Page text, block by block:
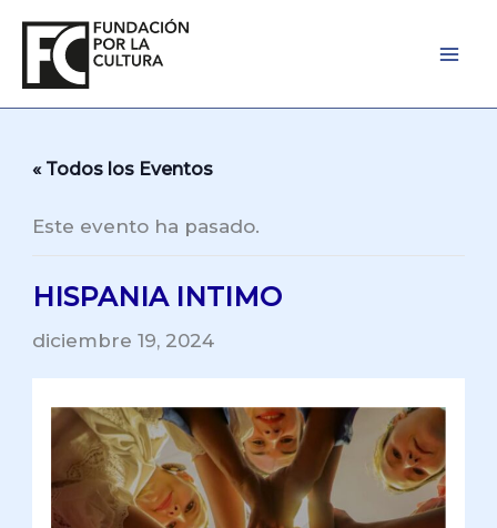
contenido
« Todos los Eventos
Este evento ha pasado.
HISPANIA INTIMO
diciembre 19, 2024